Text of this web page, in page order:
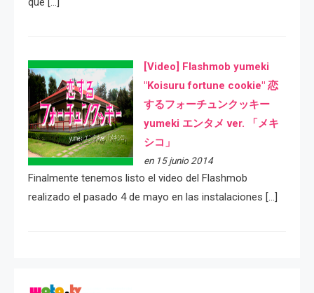
[Video] Flashmob yumeki
"Koisuru fortune cookie" 恋
するフォーチュンクッキー
yumeki エンタメ ver. 「メキ
シコ」
en 15 junio 2014
Finalmente tenemos listo el video del Flashmob
realizado el pasado 4 de mayo en las instalaciones […]